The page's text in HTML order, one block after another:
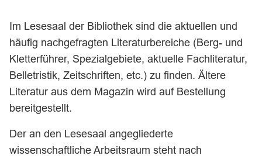
Im Lesesaal der Bibliothek sind die aktuellen und
häufig nachgefragten Literaturbereiche (Berg- und
Kletterführer, Spezialgebiete, aktuelle Fachliteratur,
Belletristik, Zeitschriften, etc.) zu finden. Ältere
Literatur aus dem Magazin wird auf Bestellung
bereitgestellt.
Der an den Lesesaal angegliederte
wissenschaftliche Arbeitsraum steht nach